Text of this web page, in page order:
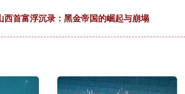
西首富浮沉录：黑金帝国的崛起与崩塌